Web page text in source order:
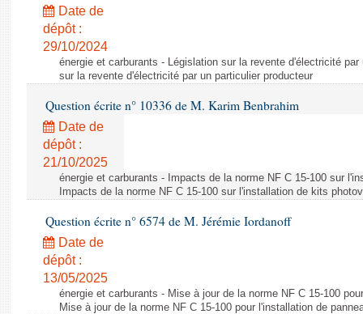
Date de
dépôt :
29/10/2024
énergie et carburants - Législation sur la revente d'électricité
sur la revente d'électricité par un particulier producteur
Question écrite n° 10336 de M. Karim Benbrahim
Date de
dépôt :
21/10/2025
énergie et carburants - Impacts de la norme NF C 15-100 sur
Impacts de la norme NF C 15-100 sur l'installation de kits
Question écrite n° 6574 de M. Jérémie Iordanoff
Date de
dépôt :
13/05/2025
énergie et carburants - Mise à jour de la norme NF C 15-100
Mise à jour de la norme NF C 15-100 pour l'installation de